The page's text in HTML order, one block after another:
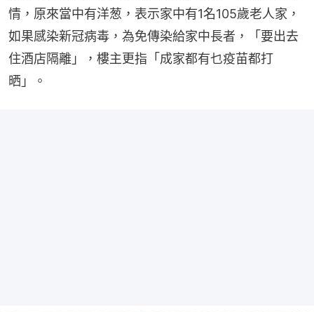
情，原來當中有洋葱，表示家中有1名105歲老人家，
如果感染新冠病毒，為免傳染給家中長者，「要出去
住酒店隔離」，樓主更指「成家都有乜疫苗都打
晒」。